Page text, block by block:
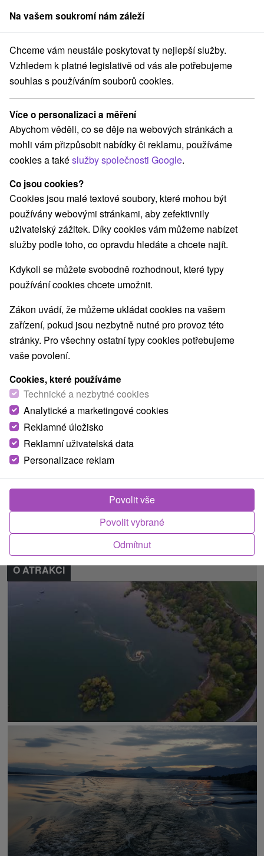
člen skupinySorger
Žilinský kraj Liptovský Trnovec Vodná nádrž Liptovská Mara
Vodná nádrž Liptovská Mara
Domovská stránka
Navigovat do místa
Facebook
Liptovský Trnovec
032 22 Liptovský TrnovecN +49° 6' 24.09''
E +19° 31' 24.17''
Turistický region
Liptov, v Tatrách, Severné Slovensko, Žilinský kraj,
Našli jste chybu nebo nám chcete doporučit novou atrakci
O ATRAKCI
Na vašem soukromí nám záleží
Chceme vám neustále poskytovat ty nejlepší služby.
Vzhledem k platné legislativě od vás ale potřebujeme
souhlas s používáním souborů cookies.
Více o personalizaci a měření
Abychom věděli, co se děje na webových stránkách a
mohli vám přizpůsobit nabídky či reklamu, používáme
cookies a takéslužby společnosti Google.
Co jsou cookies?
Cookies jsou malé textové soubory, které mohou být
používány webovými stránkami, aby zefektivnily
uživatelský zážitek. Díky cookies vám můžeme nabízet
služby podle toho, co opravdu hledáte a chcete najít.
Kdykoli se můžete svobodně rozhodnout, které typy
používání cookies chcete umožnit.
Zákon uvádí, že můžeme ukládat cookies na vašem
zařízení, pokud jsou nezbytně nutné pro provoz této
stránky. Pro všechny ostatní typy cookies potřebujeme
vaše povolení.
Cookies, které používáme
Technické a nezbytné cookies
Analytické a marketingové cookies
Reklamné úložisko
Reklamní uživatelská data
Personalizace reklam
Odmítnut
Povolit vybrané
Povolit vše